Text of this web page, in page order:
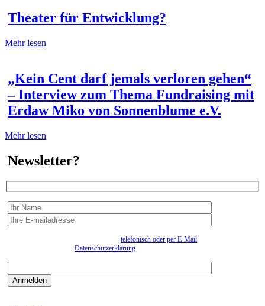
Theater für Entwicklung?
Mehr lesen
„Kein Cent darf jemals verloren gehen“
– Interview zum Thema Fundraising mit
Erdaw Miko von Sonnenblume e.V.
Mehr lesen
Newsletter?
telefonisch oder per E-Mail
Datenschutzerklärung